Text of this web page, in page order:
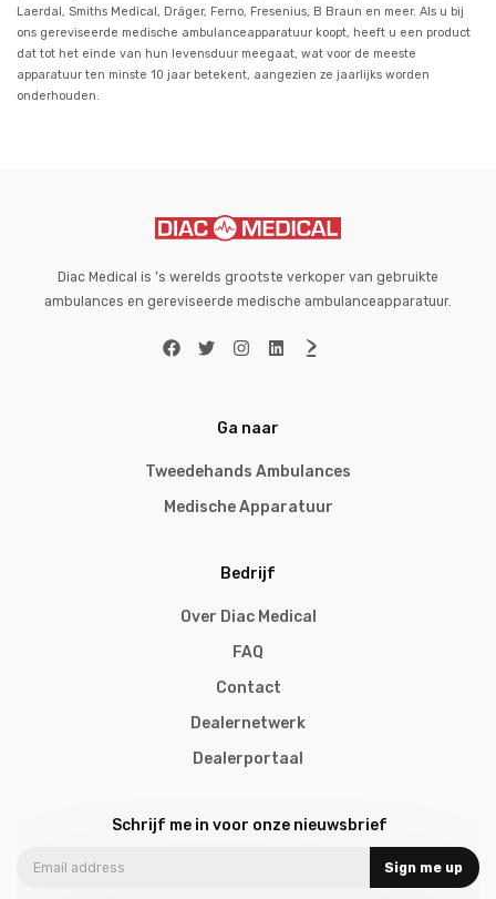
Laerdal, Smiths Medical, Dräger, Ferno, Fresenius, B Braun en meer. Als u bij
ons gereviseerde medische ambulanceapparatuur koopt, heeft u een product
dat tot het einde van hun levensduur meegaat, wat voor de meeste
apparatuur ten minste 10 jaar betekent, aangezien ze jaarlijks worden
onderhouden.
Diac Medical is ’s werelds grootste verkoper van gebruikte
ambulances en gereviseerde medische ambulanceapparatuur.
Ga naar
Tweedehands Ambulances
Medische Apparatuur
Bedrijf
Over Diac Medical
FAQ
Contact
Dealernetwerk
Dealerportaal
Schrijf me in voor onze nieuwsbrief
Sign me up